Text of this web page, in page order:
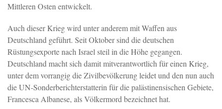
Mittleren Osten entwickelt.
Auch dieser Krieg wird unter anderem mit Waffen aus
Deutschland geführt. Seit Oktober sind die deutschen
Rüstungsexporte nach Israel steil in die Höhe gegangen.
Deutschland macht sich damit mitverantwortlich für einen Krieg,
unter dem vorrangig die Zivilbevölkerung leidet und den nun auch
die UN-Sonderberichterstatterin für die palästinensischen Gebiete,
Francesca Albanese, als Völkermord bezeichnet hat.